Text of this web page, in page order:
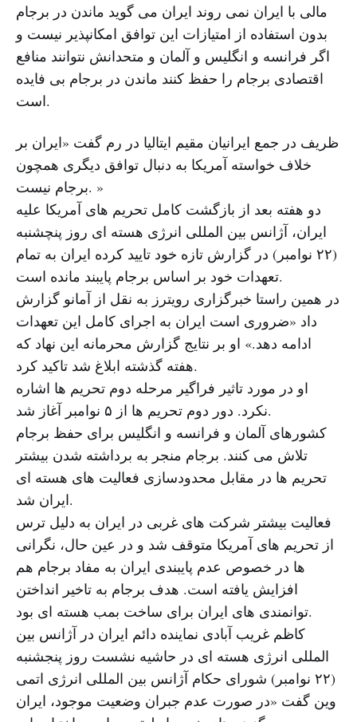
مالی با ایران نمی روند ایران می گوید ماندن در برجام
بدون استفاده از امتیازات این توافق امکانپذیر نیست و
اگر فرانسه و انگلیس و آلمان و متحدانش نتوانند منافع
اقتصادی برجام را حفظ کنند ماندن در برجام بی فایده
است.
ظریف در جمع ایرانیان مقیم ایتالیا در رم گفت «ایران بر
خلاف خواسته آمریکا به دنبال توافق دیگری همچون
برجام نیست. »
دو هفته بعد از بازگشت کامل تحریم های آمریکا علیه
ایران، آژانس بین المللی انرژی هسته ای روز پنچشنبه
(۲۲ نوامبر) در گزارش تازه خود تایید کرده ایران به تمام
تعهدات خود بر اساس برجام پایبند مانده است.
در همین راستا خبرگزاری رویترز به نقل از آمانو گزارش
داد «ضروری است ایران به اجرای کامل این تعهدات
ادامه دهد.» او بر نتایج گزارش محرمانه این نهاد که
هفته گذشته ابلاغ شد تاکید کرد.
او در مورد تاثیر فراگیر مرحله دوم تحریم ها اشاره
نکرد. دور دوم تحریم ها از ۵ نوامبر آغاز شد.
کشورهای آلمان و فرانسه و انگلیس برای حفظ برجام
تلاش می کنند. برجام منجر به برداشته شدن بیشتر
تحریم ها در مقابل محدودسازی فعالیت های هسته ای
ایران شد.
فعالیت بیشتر شرکت های غربی در ایران به دلیل ترس
از تحریم های آمریکا متوقف شد و در عین حال، نگرانی
ها در خصوص عدم پایبندی ایران به مفاد برجام هم
افزایش یافته است. هدف برجام به تاخیر انداختن
توانمندی های ایران برای ساخت بمب هسته ای بود.
کاظم غریب آبادی نماینده دائم ایران در آژانس بین
المللی انرژی هسته ای در حاشیه نشست روز پنجشنبه
(۲۲ نوامبر) شورای حکام آژانس بین المللی انرژی اتمی
وین گفت «در صورت عدم جبران وضعیت موجود، ایران